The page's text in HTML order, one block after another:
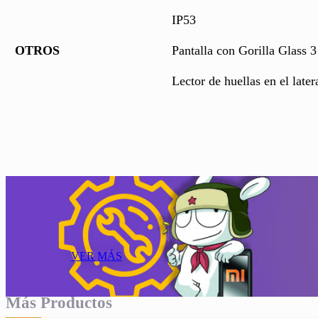
OTROS
IP53
Pantalla con Gorilla Glass 3
Lector de huellas en el
VER MÁS
Más Productos